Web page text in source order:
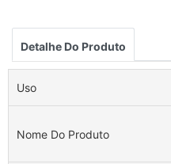
Detalhe Do Produto
Uso
Nome Do Produto